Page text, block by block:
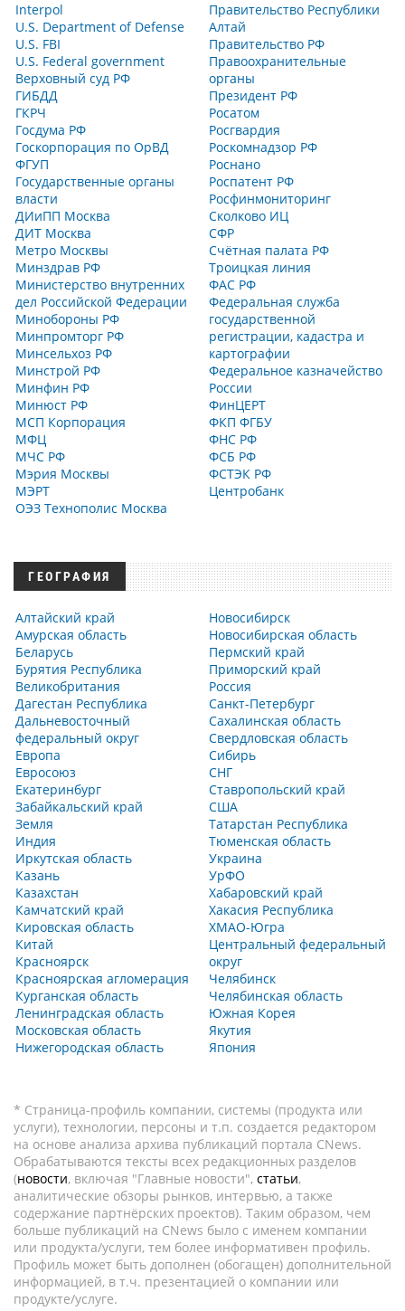
Interpol
U.S. Department of Defense
U.S. FBI
U.S. Federal government
Верховный суд РФ
ГИБДД
ГКРЧ
Госдума РФ
Госкорпорация по ОрВД
ФГУП
Государственные органы
власти
ДИиПП Москва
ДИТ Москва
Метро Москвы
Минздрав РФ
Министерство внутренних
дел Российской Федерации
Минобороны РФ
Минпромторг РФ
Минсельхоз РФ
Минстрой РФ
Минфин РФ
Минюст РФ
МСП Корпорация
МФЦ
МЧС РФ
Мэрия Москвы
МЭРТ
ОЭЗ Технополис Москва
Правительство Республики
Алтай
Правительство РФ
Правоохранительные
органы
Президент РФ
Росатом
Росгвардия
Роскомнадзор РФ
Роснано
Роспатент РФ
Росфинмониторинг
Сколково ИЦ
СФР
Счётная палата РФ
Троицкая линия
ФАС РФ
Федеральная служба
государственной
регистрации, кадастра и
картографии
Федеральное казначейство
России
ФинЦЕРТ
ФКП ФГБУ
ФНС РФ
ФСБ РФ
ФСТЭК РФ
Центробанк
ГЕОГРАФИЯ
Алтайский край
Амурская область
Беларусь
Бурятия Республика
Великобритания
Дагестан Республика
Дальневосточный
федеральный округ
Европа
Евросоюз
Екатеринбург
Забайкальский край
Земля
Индия
Иркутская область
Казань
Казахстан
Камчатский край
Кировская область
Китай
Красноярск
Красноярская агломерация
Курганская область
Ленинградская область
Московская область
Нижегородская область
Новосибирск
Новосибирская область
Пермский край
Приморский край
Россия
Санкт-Петербург
Сахалинская область
Свердловская область
Сибирь
СНГ
Ставропольский край
США
Татарстан Республика
Тюменская область
Украина
УрФО
Хабаровский край
Хакасия Республика
ХМАО-Югра
Центральный федеральный
округ
Челябинск
Челябинская область
Южная Корея
Якутия
Япония
* Страница-профиль компании, системы (продукта или
услуги), технологии, персоны и т.п. создается редактором
на основе анализа архива публикаций портала CNews.
Обрабатываются тексты всех редакционных разделов
(новости, включая "Главные новости", статьи,
аналитические обзоры рынков, интервью, а также
содержание партнёрских проектов). Таким образом, чем
больше публикаций на CNews было с именем компании
или продукта/услуги, тем более информативен профиль.
Профиль может быть дополнен (обогащен) дополнительной
информацией, в т.ч. презентацией о компании или
продукте/услуге.